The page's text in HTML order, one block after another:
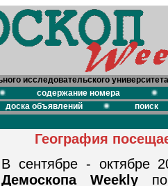
исследовательского
содержание номера
доска объявлений поиск
География
В сентябре - октябре
Демоскопа Weekly по